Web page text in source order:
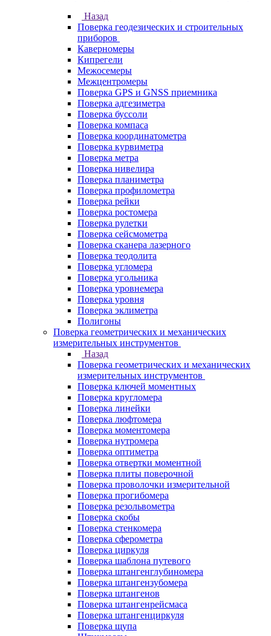
Назад
Поверка геодезических и строительных
приборов
Каверномеры
Кипрегели
Межосемеры
Межцентромеры
Поверка GPS и GNSS приемника
Поверка адгезиметра
Поверка буссоли
Поверка компаса
Поверка координатометра
Поверка курвиметра
Поверка метра
Поверка нивелира
Поверка планиметра
Поверка профилометра
Поверка рейки
Поверка ростомера
Поверка рулетки
Поверка сейсмометра
Поверка сканера лазерного
Поверка теодолита
Поверка угломера
Поверка угольника
Поверка уровнемера
Поверка уровня
Поверка эклиметра
Полигоны
Поверка геометрических и механических
измерительных инструментов
Назад
Поверка геометрических и механических
измерительных инструментов
Поверка ключей моментных
Поверка кругломера
Поверка линейки
Поверка люфтомера
Поверка моментомера
Поверка нутромера
Поверка оптиметра
Поверка отвертки моментной
Поверка плиты поверочной
Поверка проволочки измерительной
Поверка прогибомера
Поверка резольвометра
Поверка скобы
Поверка стенкомера
Поверка сферометра
Поверка циркуля
Поверка шаблона путевого
Поверка штангенглубиномера
Поверка штангензубомера
Поверка штангенов
Поверка штангенрейсмаса
Поверка штангенциркуля
Поверка щупа